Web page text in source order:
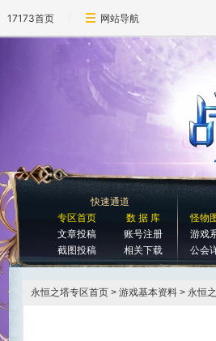
17173首页 网站导航
快速通道
专区首页
数 据 库
文章投稿
账号注册
截图投稿
相关下载
怪物
游戏
公会
永恒之塔专区首页 > 游戏基本资料 > 永恒